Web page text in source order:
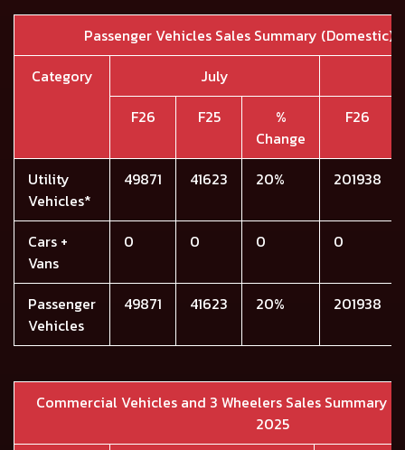
Passenger Vehicles Sales Summary (Domestic)
Category
July
F26
F25
%
Change
F26
Utility
Vehicles*
49871 41623 20% 201938
Cars +
Vans
0 0 0 0
Passenger
Vehicles
49871 41623 20% 201938
Commercial Vehicles and 3 Wheelers Sales Summary
2025